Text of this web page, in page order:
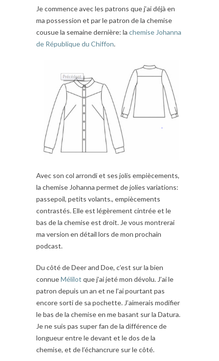
Je commence avec les patrons que j’ai déjà en
ma possession et par le patron de la chemise
cousue la semaine dernière: la chemise Johanna
de République du Chiffon.
Avec son col arrondi et ses jolis empiècements,
la chemise Johanna permet de jolies variations:
passepoil, petits volants., empiècements
contrastés. Elle est légèrement cintrée et le
bas de la chemise est droit. Je vous montrerai
ma version en détail lors de mon prochain
podcast.
Du côté de Deer and Doe, c’est sur la bien
connueMélilot que j’ai jeté mon dévolu. J’ai le
patron depuis un an et ne l’ai pourtant pas
encore sorti de sa pochette. J’aimerais modifier
le bas de la chemise en me basant sur la Datura.
Je ne suis pas super fan de la différence de
longueur entre le devant et le dos de la
chemise, et de l’échancrure sur le côté.